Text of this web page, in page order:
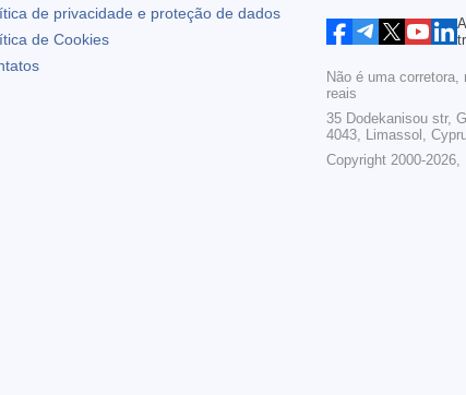
de privacidade e proteção de dados
de Cookies
Não é uma
reais
35 Dodekanisou str,
4043, Limassol,
Copyright 2000-2026,